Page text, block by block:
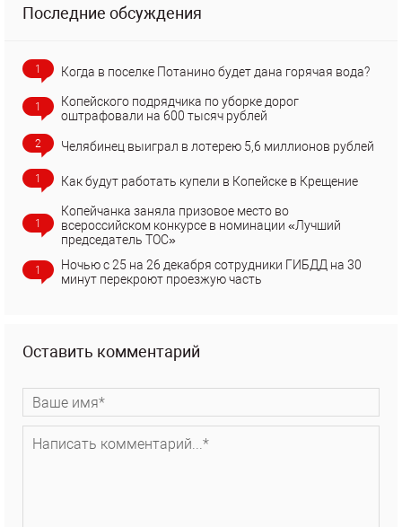
Последние обсуждения
1 Когда в поселке Потанино будет дана горячая вода?
1
Копейского подрядчика по уборке дорог
оштрафовали на 600 тысяч рублей
2 Челябинец выиграл в лотерею 5,6 миллионов рублей
1 Как будут работать купели в Копейске в Крещение
1
Копейчанка заняла призовое место во
всероссийском конкурсе в номинации «Лучший
председатель ТОС»
1
Ночью с 25 на 26 декабря сотрудники ГИБДД на 30
минут перекроют проезжую часть
Оставить комментарий